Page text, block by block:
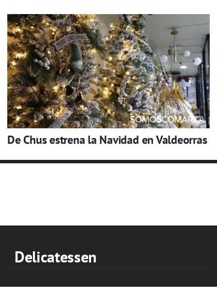
De Chus estrena la Navidad en Valdeorras
Delicatessen